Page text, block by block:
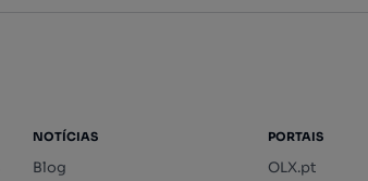
NOTÍCIAS
Blog
PORTAIS
OLX.pt